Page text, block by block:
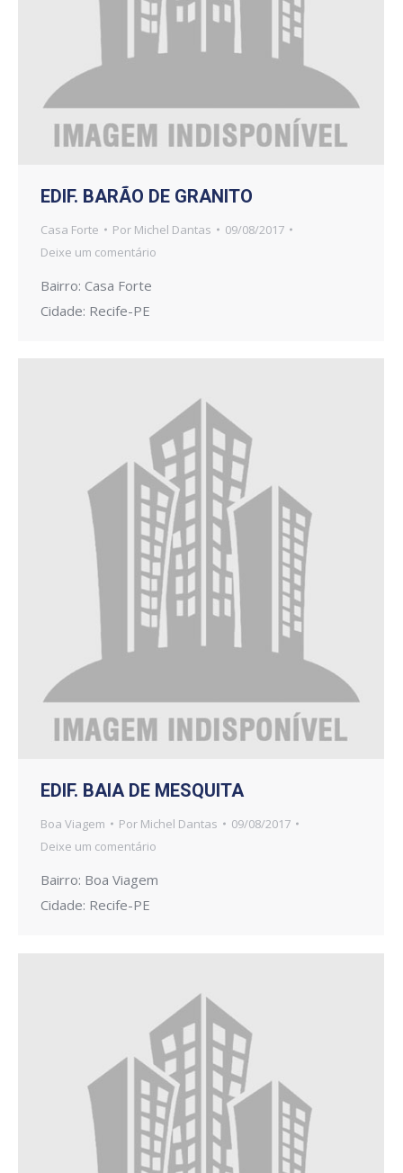
EDIF. BARÃO DE GRANITO
Casa Forte Por Michel Dantas
09/08/2017
Deixe um comentário
Bairro: Casa Forte
Cidade: Recife-PE
EDIF. BAIA DE MESQUITA
Boa Viagem Por Michel Dantas
09/08/2017
Deixe um comentário
Bairro: Boa Viagem
Cidade: Recife-PE